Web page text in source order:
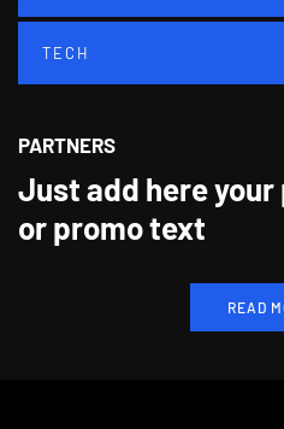
TECH
PARTNERS
Just add here
or promo text
READ